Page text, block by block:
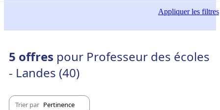
Appliquerles filtres
5 offres pour Professeur des écoles
- Landes (40)
Trier par Pertinence